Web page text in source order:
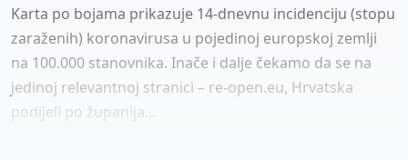
Karta po bojama prikazuje 14-dnevnu incidenciju (stopu
zaraženih) koronavirusa u pojedinoj europskoj zemlji
na 100.000 stanovnika. Inače i dalje čekamo da se na
jedinoj relevantnoj stranici – re-open.eu, Hrvatska
podijeli po županija...